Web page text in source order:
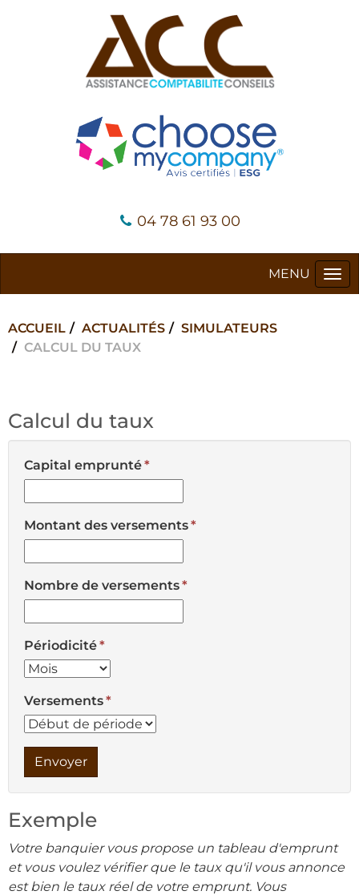
04 78 61 93 00
ACCUEIL ACTUALITÉS
SIMULATEURS
CALCUL DU TAUX
Calcul du taux
Capital emprunté
Montant des versements
Nombre de versements
Périodicité
Versements
Envoyer
Exemple
Votre banquier vous propose un tableau d'emprunt
et vous voulez vérifier que le taux qu'il vous annonce
est bien le taux réel de votre emprunt. Vous